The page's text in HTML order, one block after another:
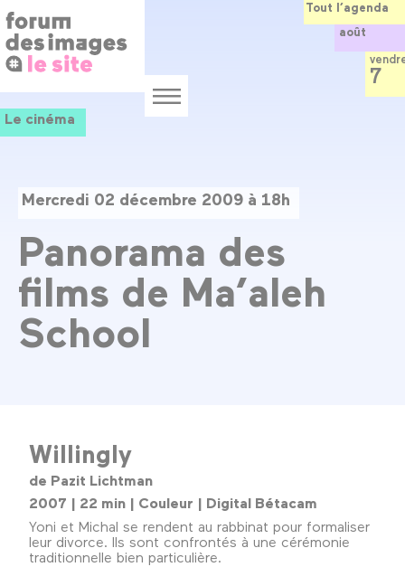
au
contenu
principal
Menu
Le cinéma
Mercredi 02 décembre 2009 à 18h
Panorama des
films de Ma’aleh
School
Willingly
de Pazit Lichtman
2007 | 22 min | Couleur | Digital Bétacam
Yoni et Michal se rendent au rabbinat pour formaliser
leur divorce. Ils sont confrontés à une cérémonie
traditionnelle bien particulière.
Tout l’agenda
août
7